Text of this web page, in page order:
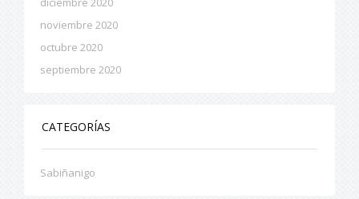
noviembre 2020
octubre 2020
septiembre 2020
CATEGORÍAS
Sabiñanigo